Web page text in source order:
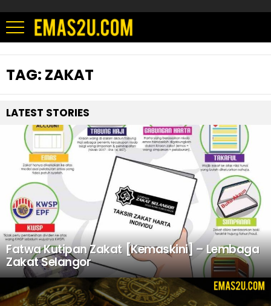
TAG: ZAKAT
LATEST STORIES
Fatwa Kutipan Zakat [Kemaskini] – Lembaga
Zakat Selangor